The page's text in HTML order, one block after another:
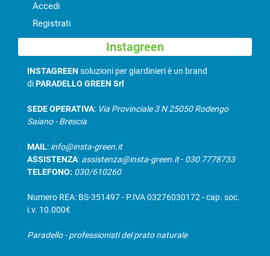
Accedi
Registrati
Instagreen
INSTAGREEN soluzioni per giardinieri è un brand
diPARADELLO GREEN Srl
SEDE OPERATIVA: Via Provinciale 3 N 25050 Rodengo
Saiano - Brescia
MAIL: info@insta-green.it
ASSISTENZA: assistenza@insta-green.it- 030 7778733
TELEFONO: 030/610260
Numero REA: BS-351497 - P.IVA 03276030172 - cap. soc.
i.v. 10.000€
Paradello - professionisti del prato naturale